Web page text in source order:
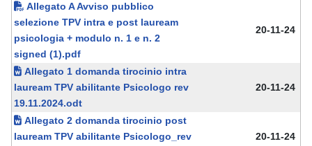
Allegato A Avviso pubblico
selezione TPV intra e post lauream
psicologia + modulo n. 1 e n. 2
signed (1).pdf
20-11-24
Allegato 1 domanda tirocinio intra
lauream TPV abilitante Psicologo rev
19.11.2024.odt
20-11-24
Allegato 2 domanda tirocinio post
lauream TPV abilitante Psicologo_rev
20-11-24